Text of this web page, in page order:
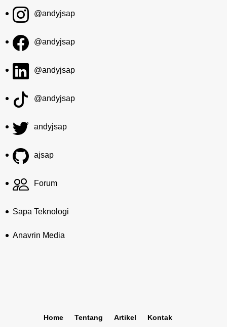
@andyjsap
@andyjsap
@andyjsap
@andyjsap
andyjsap
ajsap
Forum
Sapa Teknologi
Anavrin Media
Home Tentang Artikel Kontak